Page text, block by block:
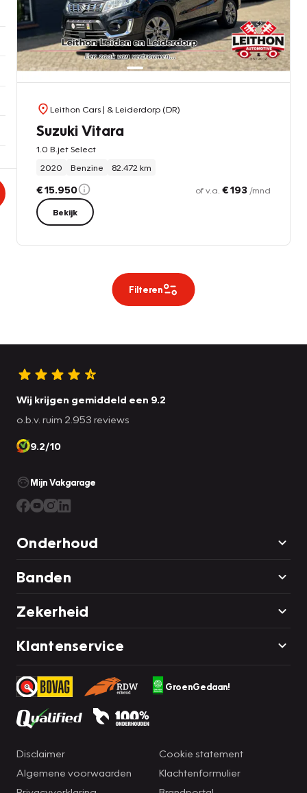
Leithon Cars| & Leiderdorp (DR)
Suzuki Vitara
1.0 B.jet Select
2020
Benzine 82.472 km
€ 15.950 of v.a. € 193 /mnd
Bekijk
Filteren
Wij krijgen gemiddeld een 9.2
o.b.v. ruim 2.953 reviews
9.2/10
Mijn Vakgarage
Onderhoud
Banden
Zekerheid
Klantenservice
GroenGedaan!
Disclaimer
Algemene voorwaarden
Cookie statement
Klachtenformulier